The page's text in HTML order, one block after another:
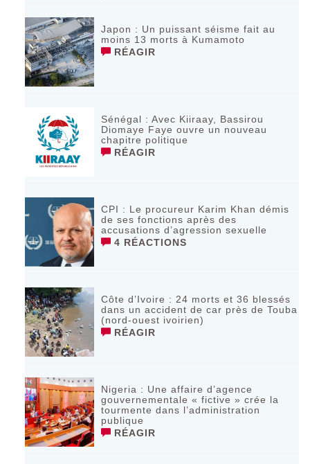
‎Japon : Un puissant séisme fait au
moins 13 morts à Kumamoto ‎
RÉAGIR
Sénégal : Avec Kiiraay, Bassirou
Diomaye Faye ouvre un nouveau
chapitre politique
RÉAGIR
CPI : Le procureur Karim Khan démis
de ses fonctions après des
accusations d’agression sexuelle
4 RÉACTIONS
Côte d’Ivoire : 24 morts et 36 blessés
dans un accident de car près de Touba
(nord-ouest ivoirien)
RÉAGIR
Nigeria : Une affaire d’agence
gouvernementale « fictive » crée la
tourmente dans l’administration
publique
RÉAGIR